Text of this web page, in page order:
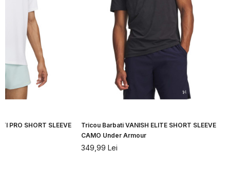
PRO SHORT SLEEVE
Tricou Barbati VANISH ELITE SHORT SLEEVE
CAMO Under Armour
349,99 Lei